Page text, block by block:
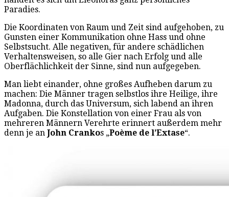
Paradies.
Die Koordinaten von Raum und Zeit sind aufgehoben, zu
Gunsten einer Kommunikation ohne Hass und ohne
Selbstsucht. Alle negativen, für andere schädlichen
Verhaltensweisen, so alle Gier nach Erfolg und alle
Oberflächlichkeit der Sinne, sind nun aufgegeben.
Man liebt einander, ohne großes Aufheben darum zu
machen: Die Männer tragen selbstlos ihre Heilige, ihre
Madonna, durch das Universum, sich labend an ihren
Aufgaben. Die Konstellation von einer Frau als von
mehreren Männern Verehrte erinnert außerdem mehr
denn je an John Crankos „Poème de l’Extase“.